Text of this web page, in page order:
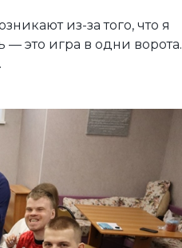
из-за того, что я
это игра в одни ворота.